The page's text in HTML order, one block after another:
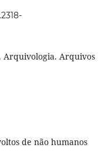
Arquivologia. Arquivos
de não humanos